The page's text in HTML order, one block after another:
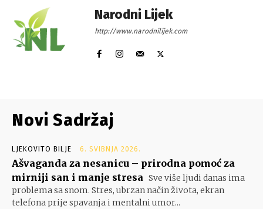
Narodni Lijek
http://www.narodnilijek.com
Novi Sadržaj
LJEKOVITO BILJE 6. SVIBNJA 2026.
Ašvaganda za nesanicu – prirodna pomoć za
mirniji san i manje stresa Sve više ljudi danas ima
problema sa snom. Stres, ubrzan način života, ekran
telefona prije spavanja i mentalni umor...